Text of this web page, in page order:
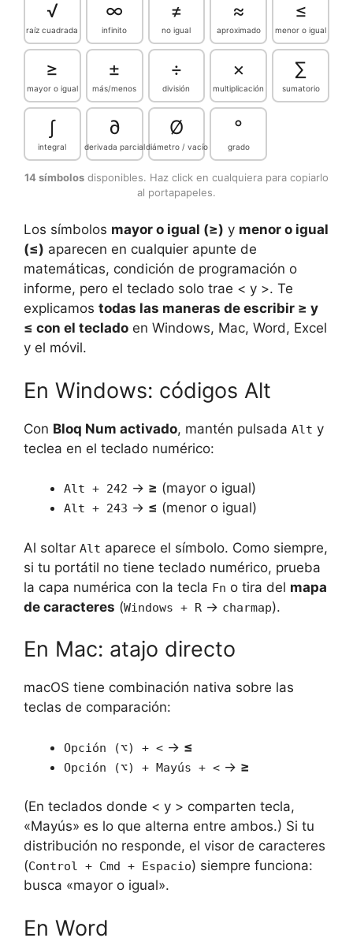
√
raíz cuadrada
∞
infinito
≠
no igual
≈
aproximado
≤
menor o igual
≥
mayor o igual
±
más/menos
÷
división
×
multiplicación
∑
sumatorio
∫
integral
∂
derivada parcial
Ø
diámetro / vacío
°
grado
14 símbolos disponibles. Haz click en cualquiera para copiarlo
al portapapeles.
Los símbolos mayor o igual (≥) y menor o igual
(≤) aparecen en cualquier apunte de
matemáticas, condición de programación o
informe, pero el teclado solo trae < y >. Te
explicamos todas las maneras de escribir ≥ y
≤ con el teclado en Windows, Mac, Word, Excel
y el móvil.
En Windows: códigos Alt
Con Bloq Num activado, mantén pulsada Alt y
teclea en el teclado numérico:
Alt + 242 → ≥ (mayor o igual)
Alt + 243 → ≤ (menor o igual)
Al soltar Alt aparece el símbolo. Como siempre,
si tu portátil no tiene teclado numérico, prueba
la capa numérica con la tecla Fn o tira del mapa
de caracteres (Windows + R → charmap).
En Mac: atajo directo
macOS tiene combinación nativa sobre las
teclas de comparación:
Opción (⌥) + < → ≤
Opción (⌥) + Mayús + < → ≥
(En teclados donde < y > comparten tecla,
«Mayús» es lo que alterna entre ambos.) Si tu
distribución no responde, el visor de caracteres
(Control + Cmd + Espacio) siempre funciona:
busca «mayor o igual».
En Word